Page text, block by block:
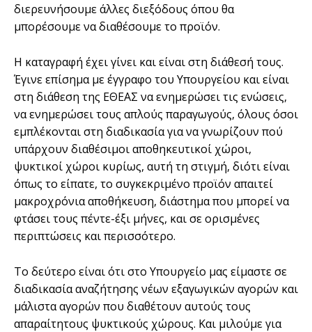
διερευνήσουμε άλλες διεξόδους όπου θα
μπορέσουμε να διαθέσουμε το προϊόν.
Η καταγραφή έχει γίνει και είναι στη διάθεσή τους.
Έγινε επίσημα με έγγραφο του Υπουργείου και είναι
στη διάθεση της ΕΘΕΑΣ να ενημερώσει τις ενώσεις,
να ενημερώσει τους απλούς παραγωγούς, όλους όσοι
εμπλέκονται στη διαδικασία για να γνωρίζουν πού
υπάρχουν διαθέσιμοι αποθηκευτικοί χώροι,
ψυκτικοί χώροι κυρίως, αυτή τη στιγμή, διότι είναι
όπως το είπατε, το συγκεκριμένο προϊόν απαιτεί
μακροχρόνια αποθήκευση, διάστημα που μπορεί να
φτάσει τους πέντε-έξι μήνες, και σε ορισμένες
περιπτώσεις και περισσότερο.
Το δεύτερο είναι ότι στο Υπουργείο μας είμαστε σε
διαδικασία αναζήτησης νέων εξαγωγικών αγορών και
μάλιστα αγορών που διαθέτουν αυτούς τους
απαραίτητους ψυκτικούς χώρους. Και μιλούμε για